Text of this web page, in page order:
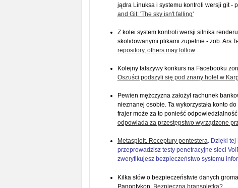
jądra Linuksa i systemu kontroli wersji git -
and Git: 'The sky isn't falling'
Z kolei system kontroli wersji silnika
skolidowanymi plikami zupełnie - zob. Ars
repository, others may follow
Kolejny fałszywy konkurs na Facebooku
Oszuści podszyli się pod znany hotel w
Pewien mężczyzna założył rachunek
nieznanej osobie. Ta wykorzystała konto
frajer może za to ponieść
odpowiada za przestępstwo wyrządzone
Metasploit. Receptury pentestera. Dzięki tej
przeprowadzisz testy penetracyjne sieci
zweryfikujesz bezpieczeństwo systemu
Kilka słów o bezpieczeństwie danych
Panoptykon, Bezpieczna bransoletka?